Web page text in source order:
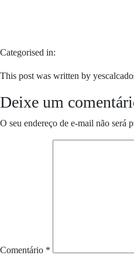
Categorised in:
This post was written by
Deixe um
O seu endereço de e-mail não será
Comentário *